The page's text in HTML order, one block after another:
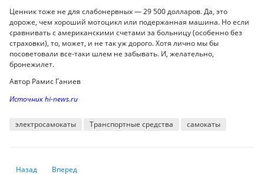
Ценник тоже не для слабонервных — 29 500 долларов. Да, это
дороже, чем хороший мотоцикл или подержанная машина. Но если
сравнивать с американскими счетами за больницу (особенно без
страховки), то, может, и не так уж дорого. Хотя лично мы бы
посоветовали все-таки шлем не забывать. И, желательно,
бронежилет.
Автор Рамис Ганиев
Источник hi-news.ru
электросамокаты Транспортные средства самокаты
Предыдущий: Сколько электричества съедает ChatGPT: цифры,
Назад Следующий: Как сделать скриншот на компьютере
Вперед